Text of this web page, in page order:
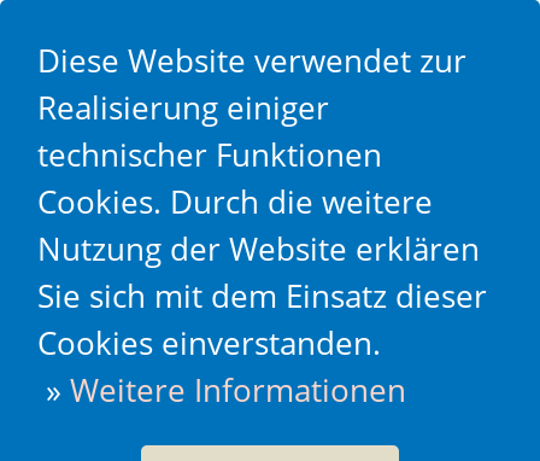
Diese Website verwendet zur
Realisierung einiger
technischer Funktionen
Cookies. Durch die weitere
Nutzung der Website erklären
Sie sich mit dem Einsatz dieser
Cookies einverstanden.
»Weitere Informationen